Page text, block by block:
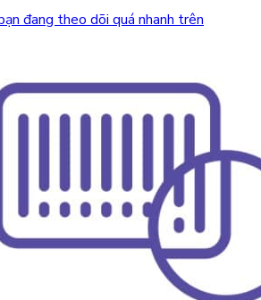
đang theo dõi quá nhanh trên